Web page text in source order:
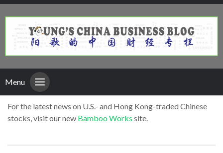
Menu
For the latest news on U.S.- and Hong Kong-traded Chinese
stocks, visit our new Bamboo Works site.